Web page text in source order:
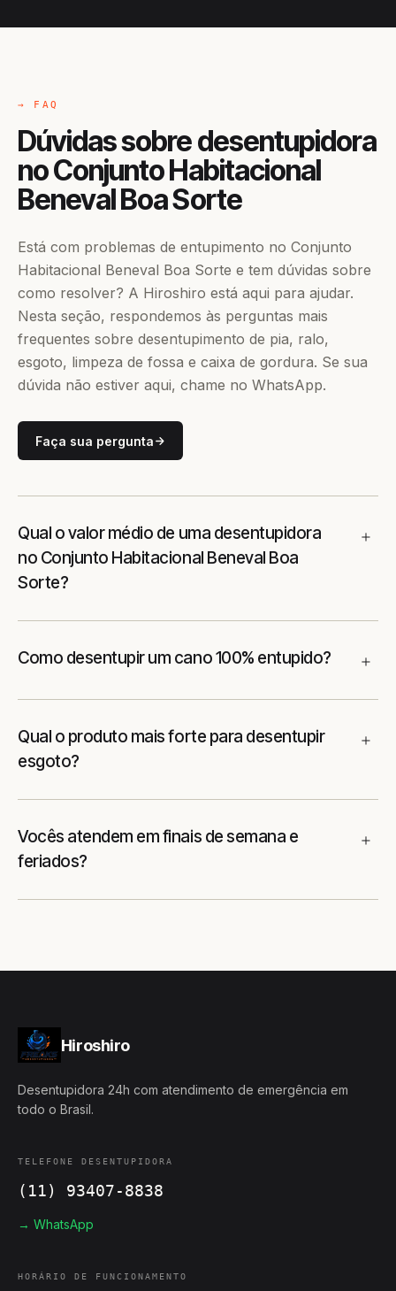
→ FAQ
Dúvidas sobre desentupidora
no Conjunto Habitacional
Beneval Boa Sorte
Está com problemas de entupimento no Conjunto
Habitacional Beneval Boa Sorte e tem dúvidas sobre
como resolver? A Hiroshiro está aqui para ajudar.
Nesta seção, respondemos às perguntas mais
frequentes sobre desentupimento de pia, ralo,
esgoto, limpeza de fossa e caixa de gordura. Se sua
dúvida não estiver aqui, chame no WhatsApp.
Faça sua pergunta
Qual o valor médio de uma desentupidora
no Conjunto Habitacional Beneval Boa
Sorte?
Como desentupir um cano 100% entupido?
Qual o produto mais forte para desentupir
esgoto?
Vocês atendem em finais de semana e
feriados?
Hiroshiro
Desentupidora 24h com atendimento de emergência em
todo o Brasil.
TELEFONE DESENTUPIDORA
(11) 93407-8838
→ WhatsApp
HORÁRIO DE FUNCIONAMENTO